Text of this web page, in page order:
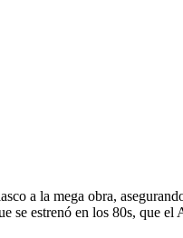
a la mega obra,
se estrenó en los 80s, que el